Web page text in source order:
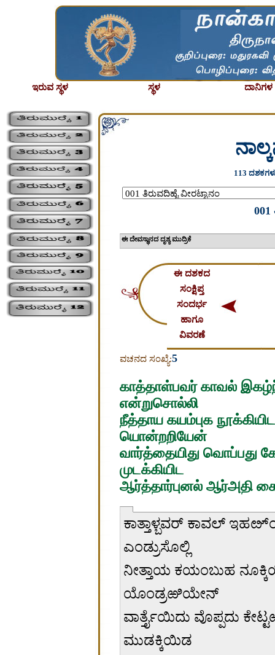
ಇರುವ ಸ್ಥಳ ಸ್ಥಳ ದಾನಿಗಳ
113
001
ಈ ದೇವಸ್ಥಾನದ
ಈ ದಶಕದ
ಸಂಕ್ಷಿಪ್ತ
ಸಂದರ್ಭ
ಹಾಗೂ
ವಿವರಣೆ
ವಚನದ ಸಂಖ್ಯೆ:5
காத்தாள்பவர் காவல்
என்றுசொல்லி
நீத்தாய கயம்புக
யொன்றறியேன்
வார்த்தையிது வொப்பது
முடக்கியிட
ஆர்த்தார்புனல் ஆர்அதி
ಕಾತ್ತಾಳ್ಬವರ್ ಕಾವಲ್
ಎಂಡ್ರುಸೊಲ್ಲಿ
ನೀತ್ತಾಯ ಕಯಂಬುಹ
ಯೊಂಡ್ರಱಿಯೇನ್
ವಾರ್ತ್ತೈಯಿದು ವೊಪ್ಪದು
ಮುಡಕ್ಕಿಯಿಡ